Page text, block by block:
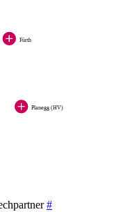
Fürth
Planegg (HV)
#